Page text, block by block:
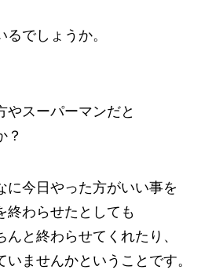
でしょうか。
やスーパーマンだと
？
に今日やった方がいい事を
終わらせたとしても
と終わらせてくれたり、
ませんかということです。